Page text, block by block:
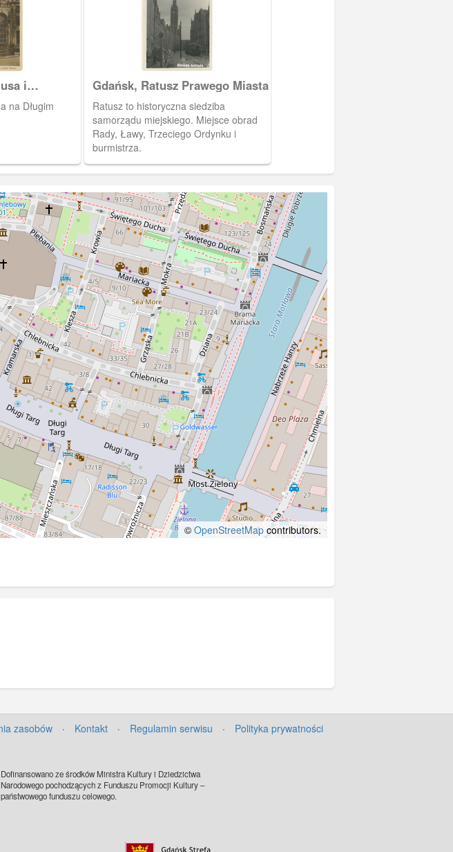
i
na Długim
Gdańsk, Ratusz Prawego Miasta
Ratusz to historyczna siedziba
samorządu miejskiego. Miejsce obrad
Rady, Ławy, Trzeciego Ordynku i
burmistrza.
©OpenStreetMap contributors.
zasobów · Kontakt · Regulamin serwisu · Polityka prywatności
Dofinansowano ze środków Ministra Kultury i Dziedzictwa
Narodowego pochodzących z Funduszu Promocji Kultury –
państwowego funduszu celowego.